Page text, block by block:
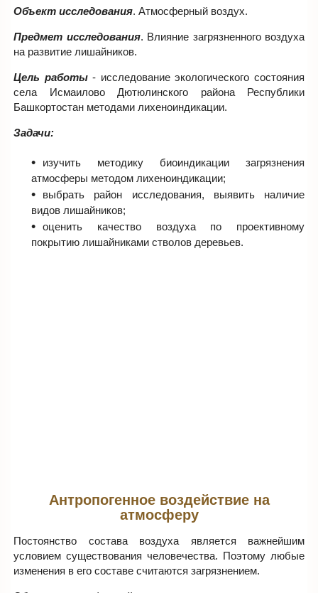
Объект исследования. Атмосферный воздух.
Предмет исследования. Влияние загрязненного воздуха
на развитие лишайников.
Цель работы- исследование экологического состояния
села Исмаилово Дютюлинского района Республики
Башкортостан методами лихеноиндикации.
Задачи:
изучить методику биоиндикации загрязнения
атмосферы методом лихеноиндикации;
выбрать район исследования, выявить наличие
видов лишайников;
оценить качество воздуха по проективному
покрытию лишайниками стволов деревьев.
Антропогенное воздействие на
атмосферу
Постоянство состава воздуха является важнейшим
условием существования человечества. Поэтому любые
изменения в его составе считаются загрязнением.